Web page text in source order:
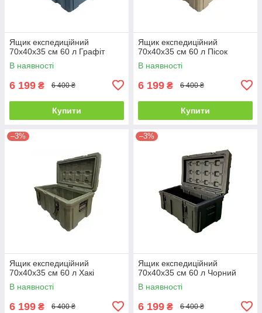
Ящик експедиційний
70х40х35 см 60 л Графіт
В наявності
6 199 ₴ 6 400 ₴
Купити
Ящик експедиційний
70х40х35 см 60 л Пісок
В наявності
6 199 ₴ 6 400 ₴
Купити
–3%
Ящик експедиційний
70х40х35 см 60 л Хакі
В наявності
6 199 ₴ 6 400 ₴
–3%
Ящик експедиційний
70х40х35 см 60 л Чорний
В наявності
6 199 ₴ 6 400 ₴